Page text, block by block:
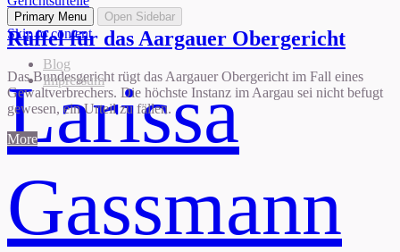
Primary Menu Open Sidebar
Skip to content
Larissa
Gassmann
Rüffel für das Aargauer Obergericht
Das Bundesgericht rügt das Aargauer Obergericht im Fall eines
Gewaltverbrechers. Die höchste Instanz im Aargau sei nicht befugt
gewesen, ein Urteil zu fällen.
More
Blog
Impressum